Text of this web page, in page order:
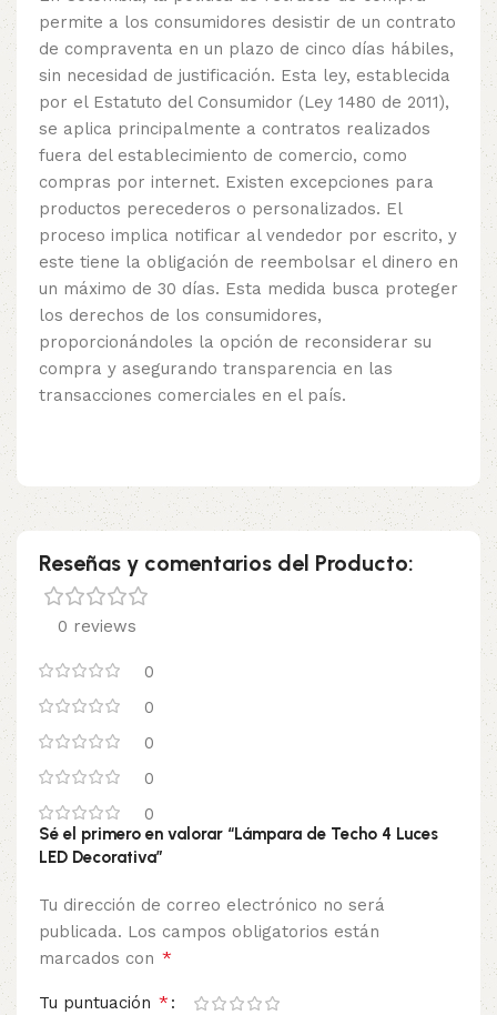
permite a los consumidores desistir de un contrato
de compraventa en un plazo de cinco días hábiles,
sin necesidad de justificación. Esta ley, establecida
por el Estatuto del Consumidor (Ley 1480 de 2011),
se aplica principalmente a contratos realizados
fuera del establecimiento de comercio, como
compras por internet. Existen excepciones para
productos perecederos o personalizados. El
proceso implica notificar al vendedor por escrito, y
este tiene la obligación de reembolsar el dinero en
un máximo de 30 días. Esta medida busca proteger
los derechos de los consumidores,
proporcionándoles la opción de reconsiderar su
compra y asegurando transparencia en las
transacciones comerciales en el país.
Reseñas y comentarios del Producto:
0 reviews
0
0
0
0
0
Sé el primero en valorar “Lámpara de Techo 4 Luces
LED Decorativa”
Tu dirección de correo electrónico no será
publicada. Los campos obligatorios están
marcados con *
Tu puntuación *